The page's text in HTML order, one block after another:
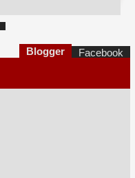
Blogger Facebook